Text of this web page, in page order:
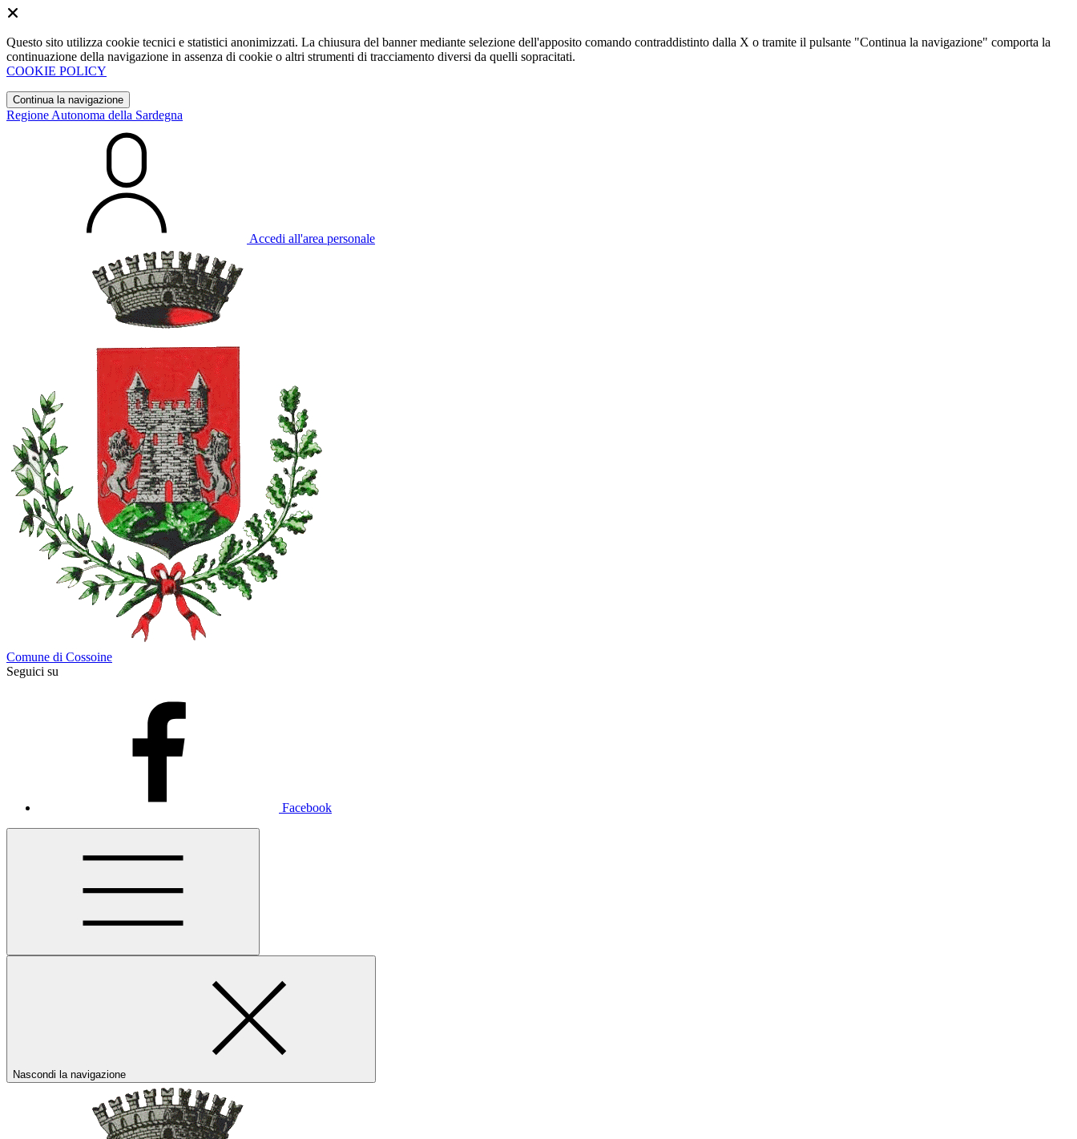
Questo sito utilizza cookie tecnici e statistici anonimizzati. La chiusura del banner mediante selezione dell'apposito comando contraddistinto dalla X o tramite il pulsante "Continua la navigazione" comporta la
continuazione della navigazione in assenza di cookie o altri strumenti di tracciamento diversi da quelli sopracitati.
COOKIE POLICY
Continua la navigazione
Regione Autonoma della Sardegna
Accedi all'area personale
Comune di Cossoine
Seguici su
Facebook
Nascondi la navigazione